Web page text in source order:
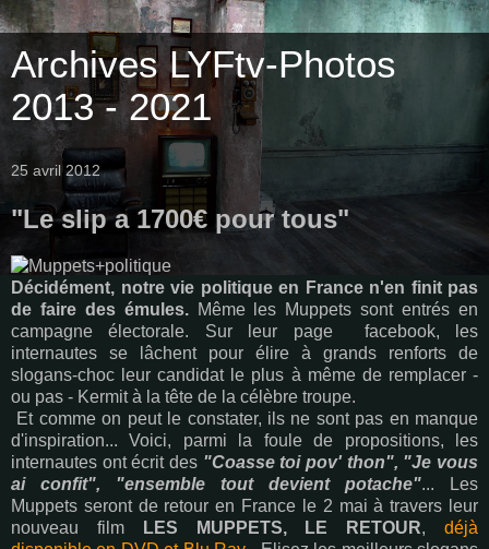
Archives LYFtv-Photos
2013 - 2021
25 avril 2012
"Le slip a 1700€ pour tous"
Décidément, notre vie politique en France n'en finit pas
de faire des émules.Même les Muppets sont entrés en
campagne électorale. Sur leur page facebook, les
internautes se lâchent pour élire à grands renforts de
slogans-choc leur candidat le plus à même de remplacer -
ou pas - Kermit à la tête de la célèbre troupe.
Et comme on peut le constater, ils ne sont pas en manque
d'inspiration... Voici, parmi la foule de propositions, les
internautes ont écrit des "Coasse toi pov' thon", "Je vous
ai confit", "ensemble tout devient potache"... Les
Muppets seront de retour en France le 2 mai à travers leur
nouveau film
LES MUPPETS, LE RETOUR,déjà